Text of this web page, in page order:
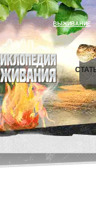
ВЫЖИВАНИЕ